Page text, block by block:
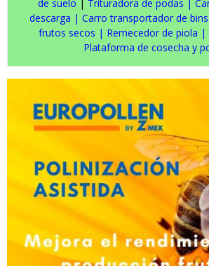
de suelo | Trituradora de podas |
descarga | Carro transportador de bins
frutos secos | Remecedor de piola |
Plataforma de cosecha y